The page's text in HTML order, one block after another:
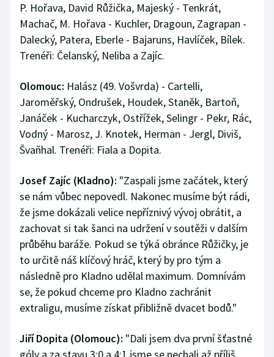
P. Hořava, David Růžička, Majeský - Tenkrát,
Machač, M. Hořava - Kuchler, Dragoun, Zagrapan -
Dalecký, Patera, Eberle - Bajaruns, Havlíček, Bílek.
Trenéři: Čelanský, Neliba a Zajíc.
Olomouc: Halász (49. Vošvrda) - Cartelli,
Jaroměřský, Ondrušek, Houdek, Staněk, Bartoň,
Janáček - Kucharczyk, Ostřížek, Selingr - Pekr, Rác,
Vodný - Marosz, J. Knotek, Herman - Jergl, Diviš,
Švaňhal. Trenéři: Fiala a Dopita.
Josef Zajíc (Kladno): "Zaspali jsme začátek, který
se nám vůbec nepovedl. Nakonec musíme být rádi,
že jsme dokázali velice nepříznivý vývoj obrátit, a
zachovat si tak šanci na udržení v soutěži v dalším
průběhu baráže. Pokud se týká obránce Růžičky, je
to určitě náš klíčový hráč, který by pro tým a
následně pro Kladno udělal maximum. Domnívám
se, že pokud chceme pro Kladno zachránit
extraligu, musíme získat přibližně dvacet bodů."
Jiří Dopita (Olomouc): "Dali jsem dva první šťastné